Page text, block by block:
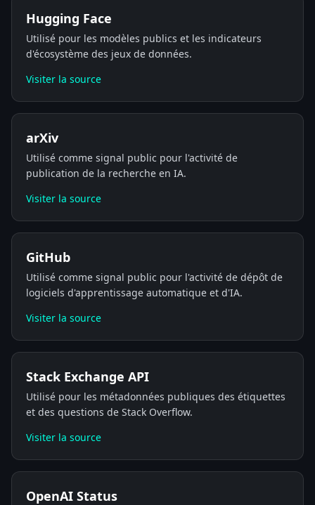
Hugging Face
Utilisé pour les modèles publics et les indicateurs
d'écosystème des jeux de données.
Visiter la source
arXiv
Utilisé comme signal public pour l'activité de
publication de la recherche en IA.
Visiter la source
GitHub
Utilisé comme signal public pour l'activité de dépôt de
logiciels d'apprentissage automatique et d'IA.
Visiter la source
Stack Exchange API
Utilisé pour les métadonnées publiques des étiquettes
et des questions de Stack Overflow.
Visiter la source
OpenAI Status